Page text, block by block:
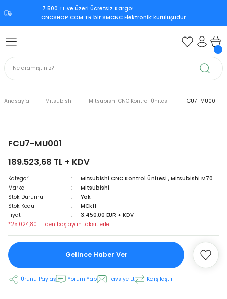
7.500 TL ve Üzeri Ücretsiz Kargo!‎
CNCSHOP.COM.TR ‎bir SMCNC Elektronik kuruluşudur
Geri Dön
Ünitesi
Geri Dön
Ünitesi
Mitsubishi CNC Kontrol
Mori Seiki CNC Kontrol Ünitesi
Sürücü
Supply
Geri Dön
Geri Dön
Anasayfa Mitsubishi Mitsubishi CNC Kontrol Ünitesi FCU7-MU001
FCU7-MU001
189.523,68 TL + KDV
Kategori Mitsubishi CNC Kontrol Ünitesi , Mitsubishi M70
Marka
Mitsubishi
Stok Durumu
Yok
Stok Kodu
MCk11
Fiyat
3.450,00 EUR + KDV
*25.024,80 TL den başlayan taksitlerle!
Gelince Haber Ver
Ürünü Paylaş Yorum Yap Tavsiye Et Karşılaştır